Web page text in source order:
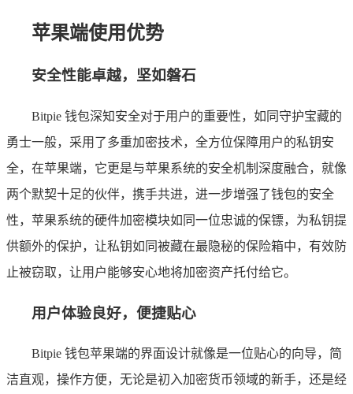
苹果端使用优势
安全性能卓越，坚如磐石
Bitpie 钱包深知安全对于用户的重要性，如同守护宝藏的
勇士一般，采用了多重加密技术，全方位保障用户的私钥安
全，在苹果端，它更是与苹果系统的安全机制深度融合，就像
两个默契十足的伙伴，携手共进，进一步增强了钱包的安全
性，苹果系统的硬件加密模块如同一位忠诚的保镖，为私钥提
供额外的保护，让私钥如同被藏在最隐秘的保险箱中，有效防
止被窃取，让用户能够安心地将加密资产托付给它。
用户体验良好，便捷贴心
Bitpie 钱包苹果端的界面设计就像是一位贴心的向导，简
洁直观，操作方便，无论是初入加密货币领域的新手，还是经